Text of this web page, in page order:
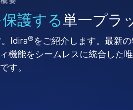
護する単一プラ
Idira®をご紹介します。最新
機能をシームレスに統合した
す。